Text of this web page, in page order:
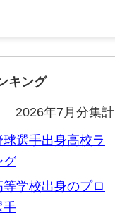
キング
2026年7月分集計
球選手出身高校ラ
グ
学校出身のプロ
手